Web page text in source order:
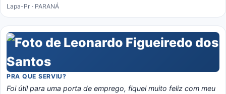
Lapa-Pr · PARANÁ
PRA QUE SERVIU?
Foi útil para uma porta de emprego, fiquei muito feliz com meu